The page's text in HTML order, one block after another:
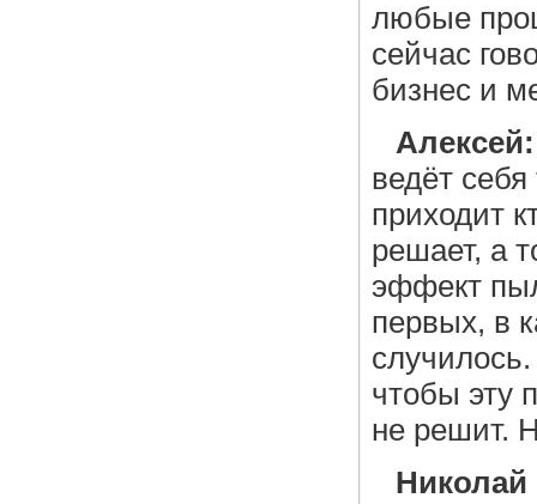
любые
сейчас
бизнес и
Алексей:
ведёт
приходит
решает, а
эффект
первых, в
чтобы эту
не решит.